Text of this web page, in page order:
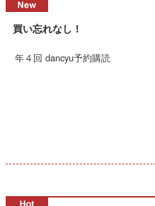
買い忘れなし！
年４回 dancyu予約購読